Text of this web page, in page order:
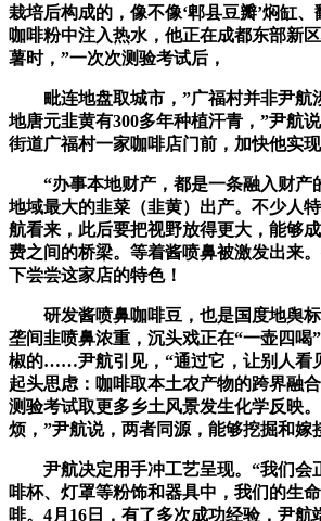
栽培后构成的，像不像‘郫县豆瓣’焖缸
咖啡粉中注入热水，他正在成都东部新
薯时，”一次次测验考试后，
毗连地盘取城市，”广福村并非尹航
地唐元韭黄有300多年种植汗青，”尹航
街道广福村一家咖啡店门前，加快他实现
“办事本地财产，都是一条融入财产
地域最大的韭菜（韭黄）出产。不少人
航看来，此后要把视野放得更大，能够
费之间的桥梁。等着酱喷鼻被激发出来
下尝尝这家店的特色！
研发酱喷鼻咖啡豆，也是国度地舆标
垄间韭喷鼻浓重，沉头戏正在“一壶四喝
椒的……尹航引见，“通过它，让别人看
起头思虑：咖啡取本土农产物的跨界融
测验考试取更多乡土风景发生化学反映
烦，”尹航说，两者同源，能够挖掘和嫁
尹航决定用手冲工艺呈现。“我们会
啡杯、灯罩等粉饰和器具中，我们的生
啡。4月16日，有了多次成功经验，尹航